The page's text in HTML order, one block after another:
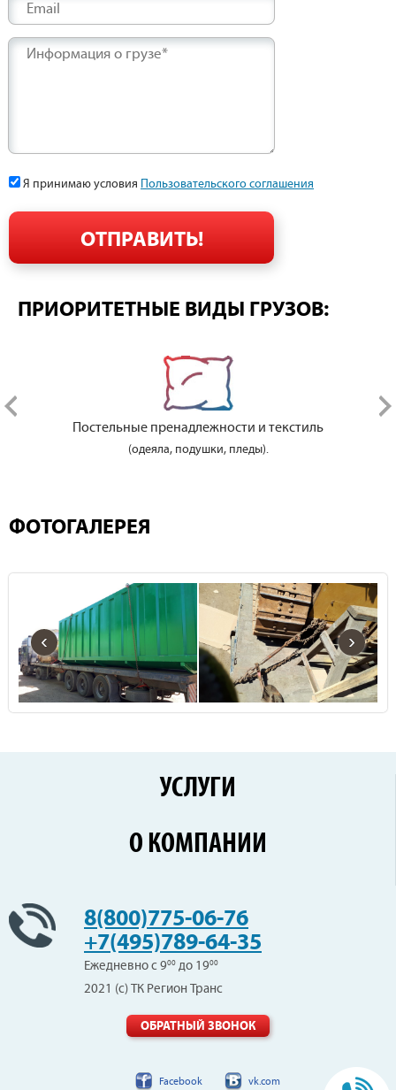
Email
Информация о грузе*
Я принимаю условия Пользовательского соглашения
ПРИОРИТЕТНЫЕ ВИДЫ ГРУЗОВ:
Постельные пренадлежности и текстиль
(одеяла, подушки, пледы).
ФОТОГАЛЕРЕЯ
‹ ›
УСЛУГИ
Железнодорожные перевозки
Негабаритные перевозки
О КОМПАНИИ
Клиенты
Вопрос-Ответ
Отзывы
Вакансии
Контакты
8(800)775-06-76
+7(495)789-64-35
Ежедневно с 900 до 1900
2021 (с) ТК Регион Транс
ОБРАТНЫЙ ЗВОНОК
Facebook vk.com